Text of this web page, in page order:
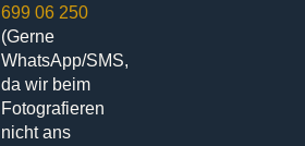
699 06 250
(Gerne
WhatsApp/SMS,
da wir beim
Fotografieren
nicht ans